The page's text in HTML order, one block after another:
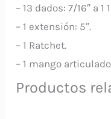
21172
PRETUL
cantidad
– 13 dados: 7/16″ a 1
– 1 extensión: 5″.
– 1 Ratchet.
– 1 mango
Productos